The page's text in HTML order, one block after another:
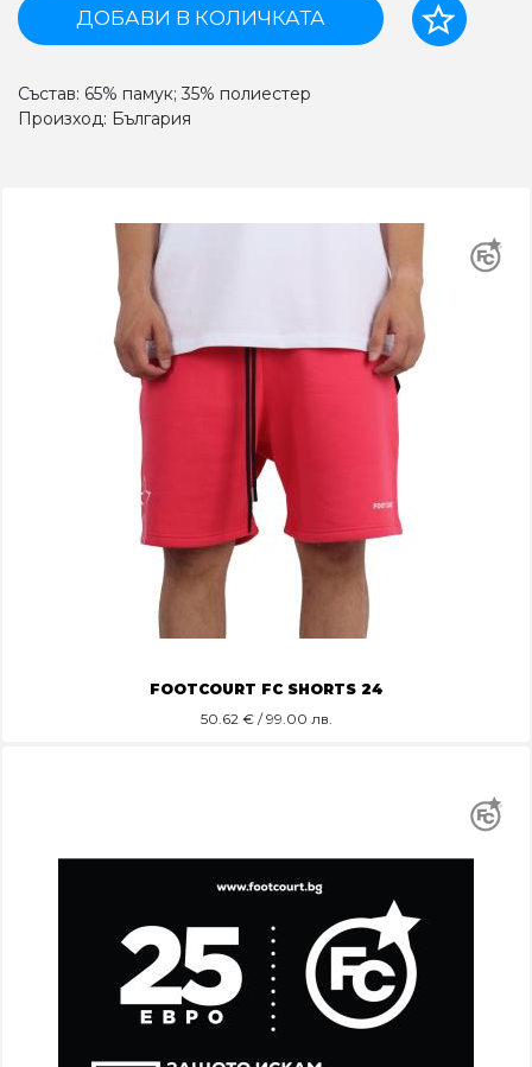
ДОБАВИ В КОЛИЧКАТА
Състав: 65% памук; 35% полиестер
Произход: България
FOOTCOURT FC SHORTS 24
50.62€ / 99.00 лв.